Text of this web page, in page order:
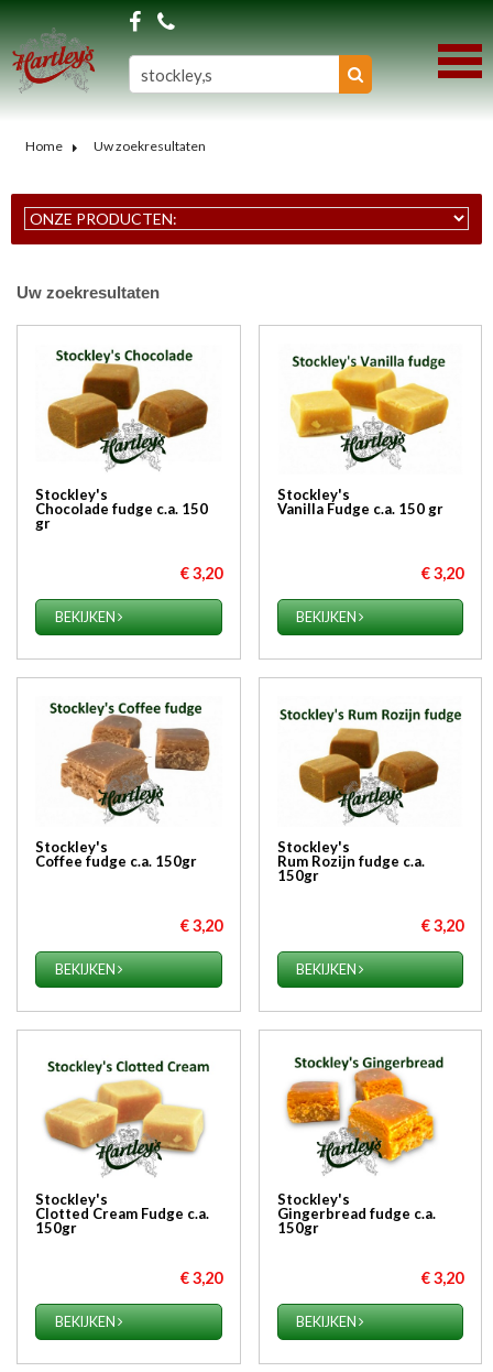
Home Uw zoekresultaten
Uw zoekresultaten
Stockley's
Chocolade fudge c.a. 150
gr
€ 3,20
BEKIJKEN
Stockley's
Vanilla Fudge c.a. 150 gr
€ 3,20
BEKIJKEN
Stockley's
Coffee fudge c.a. 150gr
€ 3,20
BEKIJKEN
Stockley's
Rum Rozijn fudge c.a.
150gr
€ 3,20
BEKIJKEN
Stockley's
Clotted Cream Fudge c.a.
150gr
€ 3,20
BEKIJKEN
Stockley's
Gingerbread fudge c.a.
150gr
€ 3,20
BEKIJKEN